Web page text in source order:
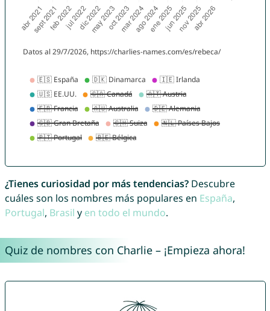
¿Tienes curiosidad por más tendencias?Descubre
cuáles son los nombres más populares en España,
Portugal, Brasil y en todo el mundo.
Quiz de nombres con Charlie – ¡Empieza ahora!